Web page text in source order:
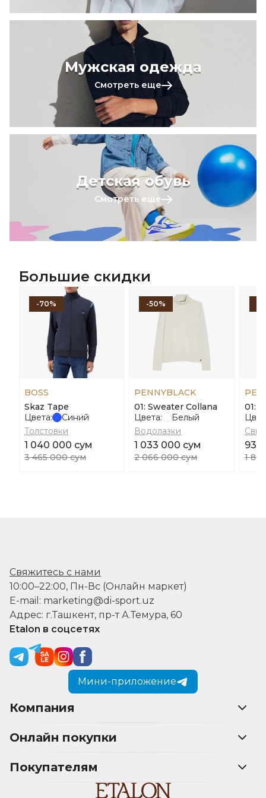
Мужская одежда
Смотреть еще
Детская обувь
Смотреть еще
Большие скидки
-70%
BOSS
Skaz Tape
Цвета:
Синий
Толстовки
1 040 000 сум
3 465 000 сум
-50%
PENNYBLACK
01: Sweater Collana
Цвета:
Белый
Водолазки
1 033 000 сум
2 066 000 сум
01:
930
1
Свяжитесь с нами
10:00–22:00, Пн-Вс (Онлайн маркет)
E-mail: marketing@di-sport.uz
Адрес: г.Ташкент, пр-т А.Темура, 60
Etalon в соцсетях
Мини-приложение
Компания
Онлайн покупки
Покупателям